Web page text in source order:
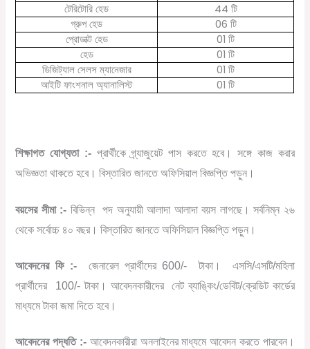
টেরিটোরি হেড 44 টি
গ্রুপ হেড 06 টি
প্রোডাক্ট হেড 01টি
হেড
01টি
ডিজিট্যাল সেলস ম্যানেজার 01টি
আইটি ফাংশনাল অ্যানালিস্ট 01টি
শিক্ষাগত যোগ্যতা :-প্রার্থীকে গ্র্যাজুয়েট পাস করতে হবে। সঙ্গে কাজ করার
অভিজ্ঞতা থাকতে হবে। বিস্তারিত জানতে অফিসিয়াল বিজ্ঞপ্তি পড়ুন।
বয়সের সীমা :- বিভিন্ন
পদ অনুযায়ী আলাদা আলাদা বয়স লাগছে। সর্বনিম্ন ২৬
থেকে সর্বোচ্চ ৪০ বছর। বিস্তারিত জানতে অফিসিয়াল বিজ্ঞপ্তি পড়ুন।
আবেদনের ফি :- জেনারেল প্রার্থীদের 600/- টাকা।
এসসি/এসটি/মহিলা
প্রার্থীদের
100/- টাকা। আবেদনকারীদের নেট ব্যাঙ্কিং/ডেবিট/ক্রেডিট কার্ডের
মাধ্যমে টাকা জমা দিতে হবে।
আবেদনের পদ্ধতি :-আবেদনকারীরা অনলাইনের মাধ্যমে আবেদন করতে পারবেন।